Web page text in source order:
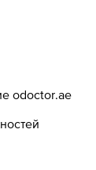
odoctor.ae